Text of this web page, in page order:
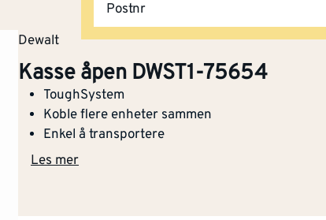
Postnr
Dewalt
Kasse åpen DWST1-75654
ToughSystem
Koble flere enheter sammen
Enkel å transportere
Les mer